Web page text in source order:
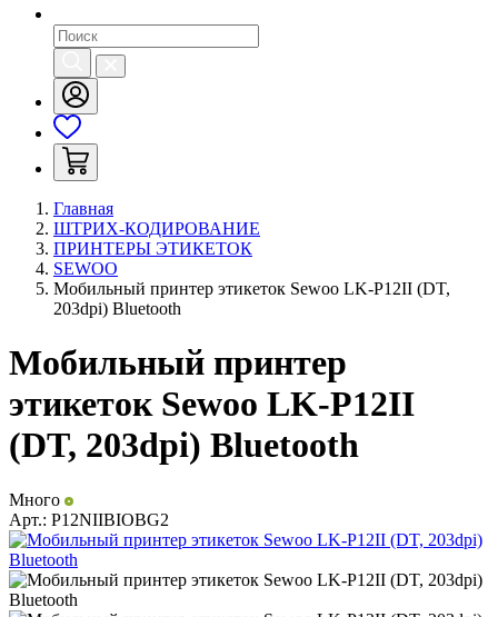
Главная
ШТРИХ-КОДИРОВАНИЕ
ПРИНТЕРЫ ЭТИКЕТОК
SEWOO
Мобильный принтер этикеток Sewoo LK-P12II (DT,
203dpi) Bluetooth
Мобильный принтер
этикеток Sewoo LK-P12II
(DT, 203dpi) Bluetooth
Много
Арт.: P12NIIBIOBG2